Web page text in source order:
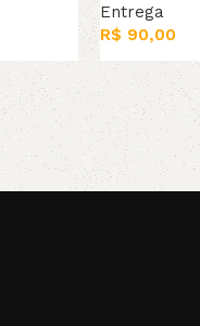
Entrega
R$ 90,00
Adicionar